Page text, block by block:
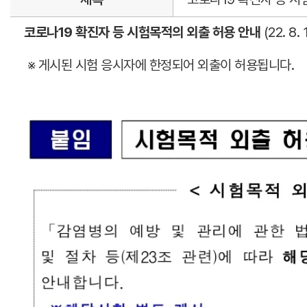
코로나19 확진자 등 시험목적의 외출 허용 안내 (22. 8.
※ 게시된 시험 응시자에 한정되어 외출이 허용됩니다.